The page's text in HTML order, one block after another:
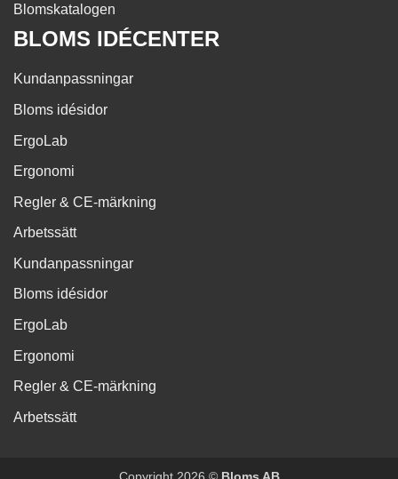
Blomskatalogen
BLOMS IDÉCENTER
Kundanpassningar
Bloms idésidor
ErgoLab
Ergonomi
Regler & CE-märkning
Arbetssätt
Kundanpassningar
Bloms idésidor
ErgoLab
Ergonomi
Regler & CE-märkning
Arbetssätt